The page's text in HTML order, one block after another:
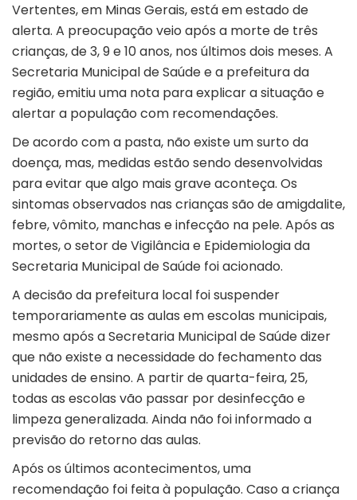
Vertentes, em Minas Gerais, está em estado de
alerta. A preocupação veio após a morte de três
crianças, de 3, 9 e 10 anos, nos últimos dois meses. A
Secretaria Municipal de Saúde e a prefeitura da
região, emitiu uma nota para explicar a situação e
alertar a população com recomendações.
De acordo com a pasta, não existe um surto da
doença, mas, medidas estão sendo desenvolvidas
para evitar que algo mais grave aconteça. Os
sintomas observados nas crianças são de amigdalite,
febre, vômito, manchas e infecção na pele. Após as
mortes, o setor de Vigilância e Epidemiologia da
Secretaria Municipal de Saúde foi acionado.
A decisão da prefeitura local foi suspender
temporariamente as aulas em escolas municipais,
mesmo após a Secretaria Municipal de Saúde dizer
que não existe a necessidade do fechamento das
unidades de ensino. A partir de quarta-feira, 25,
todas as escolas vão passar por desinfecção e
limpeza generalizada. Ainda não foi informado a
previsão do retorno das aulas.
Após os últimos acontecimentos, uma
recomendação foi feita à população. Caso a criança